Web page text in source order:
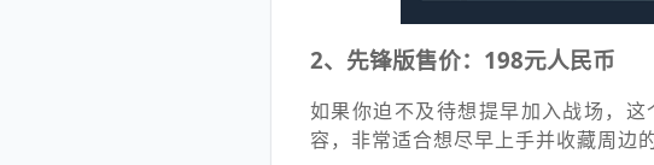
2、先锋版售价：198元人民币
如果你迫不及待想提早加入战场，
容，非常适合想尽早上手并收藏周边的